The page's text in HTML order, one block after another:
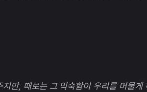
만, 때로는 그 익숙함이 우리를 머물게